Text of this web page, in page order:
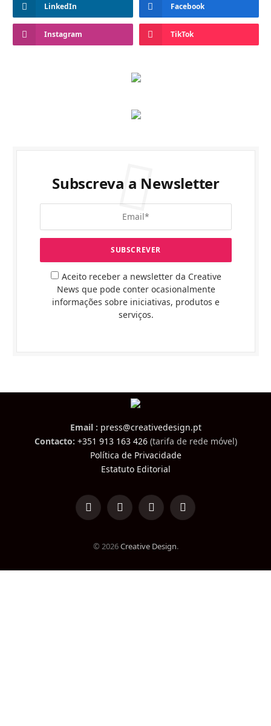
LinkedIn Facebook
Instagram TikTok
Subscreva a Newsletter
Aceito receber a newsletter da Creative
News que pode conter ocasionalmente
informações sobre iniciativas, produtos e
serviços.
Email : press@creativedesign.pt
Contacto: +351 913 163 426(tarifa de rede móvel)
Política de Privacidade
Estatuto Editorial
LinkedInFacebookInstagramTikTok
© 2026Creative Design.